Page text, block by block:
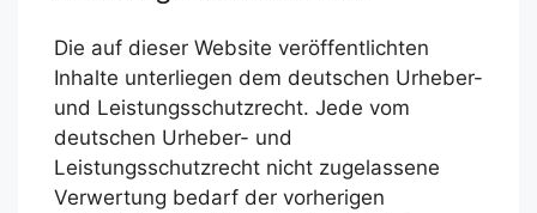
Die auf dieser Website veröffentlichten
Inhalte unterliegen dem deutschen Urheber-
und Leistungsschutzrecht. Jede vom
deutschen Urheber- und
Leistungsschutzrecht nicht zugelassene
Verwertung bedarf der vorherigen